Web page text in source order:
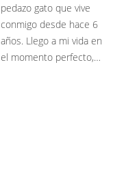
pedazo gato que vive
conmigo desde hace 6
años. Llego a mi vida en
el momento perfecto,…